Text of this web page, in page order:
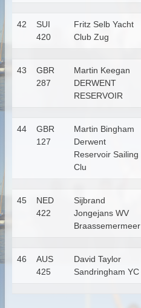
42
SUI
420
Fritz Selb Yacht
Club Zug
43
GBR
287
Martin Keegan
DERWENT
RESERVOIR
44
GBR
127
Martin Bingham
Derwent
Reservoir Sailing
Clu
45
NED
422
Sijbrand
Jongejans WV
Braassemermeer
46
AUS
425
David Taylor
Sandringham YC